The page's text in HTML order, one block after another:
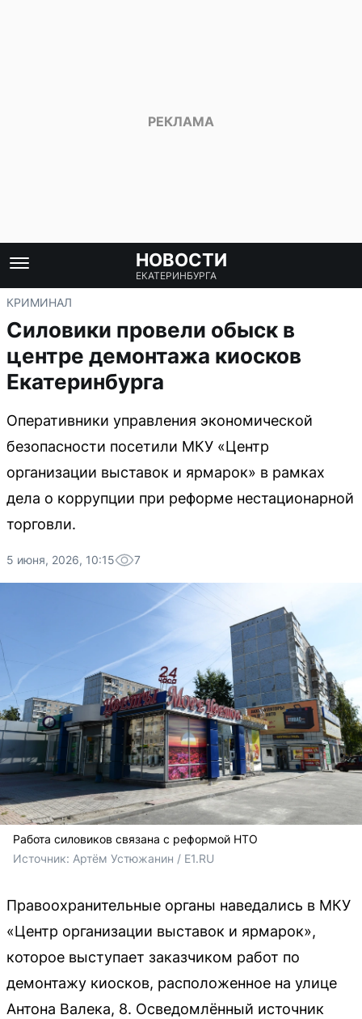
НОВОСТИ
ЕКАТЕРИНБУРГА
КРИМИНАЛ
Силовики провели обыск в
центре демонтажа киосков
Екатеринбурга
Оперативники управления экономической
безопасности посетили МКУ «Центр
организации выставок и ярмарок» в рамках
дела о коррупции при реформе нестационарной
торговли.
5 июня, 2026, 10:15 7
Работа силовиков связана с реформой НТО
Источник: Артём Устюжанин / E1.RU
Правоохранительные органы наведались в МКУ
«Центр организации выставок и ярмарок»,
которое выступает заказчиком работ по
демонтажу киосков, расположенное на улице
Антона Валека, 8. Осведомлённый источник